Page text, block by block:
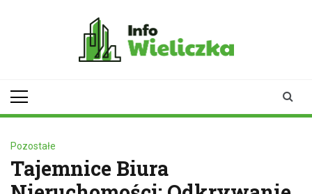
Pozostałe
Tajemnice Biura